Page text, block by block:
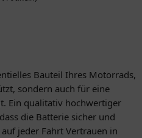
Bauteil Ihres Motorrads,
sondern auch für eine
Ein qualitativ hochwertiger
die Batterie sicher und
jeder Fahrt Vertrauen in